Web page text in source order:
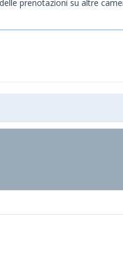
prenotazioni su altre